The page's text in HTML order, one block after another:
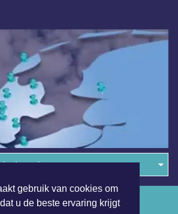
gebruik van cookies om
u de beste ervaring krijgt
in de regio